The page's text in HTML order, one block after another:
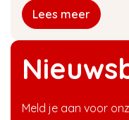
Meld je aan voor
Lees meer